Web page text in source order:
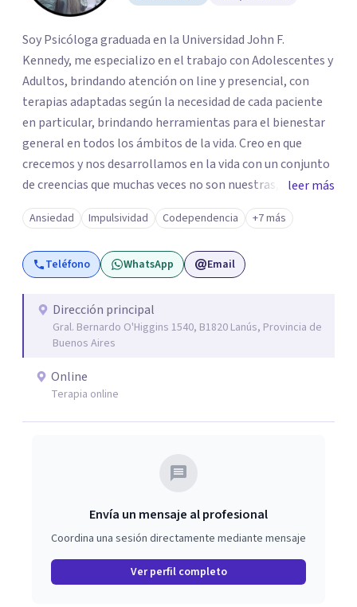
Soy Psicóloga graduada en la Universidad John F.
Kennedy, me especializo en el trabajo con Adolescentes y
Adultos, brindando atención on line y presencial, con
terapias adaptadas según la necesidad de cada paciente
en particular, brindando herramientas para el bienestar
general en todos los ámbitos de la vida. Creo en que
crecemos y nos desarrollamos en la vida con un conjunto
de creencias que muchas veces no son nuestras, propias o
son erróneas acerca de nosotros mismos,o de la vida en
general, incluyendo los vínculos con otras personas.. y
esto nos dificulta a la hora de transitar nuestro propio
camino. Por eso trabajo en la desprogramación de viejas
verdadero ser.
leer más
Ansiedad Impulsividad Codependencia +7 más
Teléfono WhatsApp Email
Dirección principal
Gral. Bernardo O'Higgins 1540, B1820 Lanús, Provincia de
Buenos Aires
Online
Terapia online
Envía un mensaje al profesional
Coordina una sesión directamente mediante mensaje
Ver perfil completo